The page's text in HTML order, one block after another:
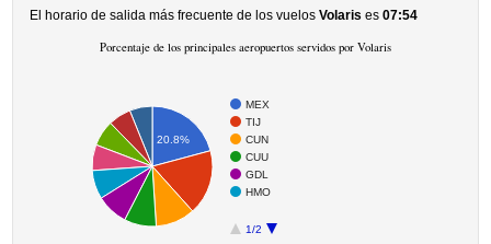
El horario de salida más frecuente de los vuelosVolaris es07:54
Porcentaje de los principales aeropuertos servidos por Volaris
MEX
TIJ
CUN
CUU
GDL
HMO
1/2
20.8%